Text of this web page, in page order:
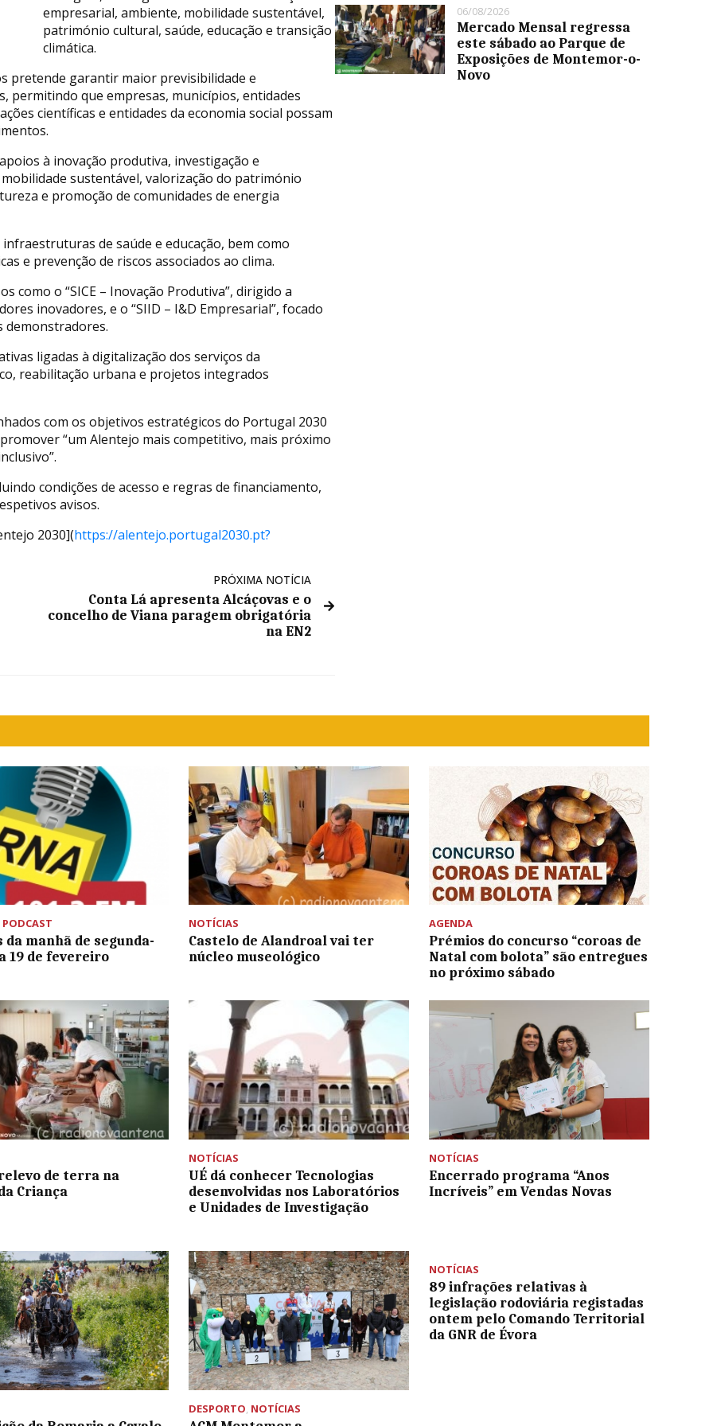
empresarial, ambiente, mobilidade sustentável,
património cultural, saúde, educação e transição
climática.
pretende garantir maior previsibilidade e
permitindo que empresas, municípios, entidades
científicas e entidades da economia social possam
à inovação produtiva, investigação e
sustentável, valorização do património
e promoção de comunidades de energia
de saúde e educação, bem como
e prevenção de riscos associados ao clima.
como o “SICE – Inovação Produtiva”, dirigido a
inovadores, e o “SIID – I&D Empresarial”, focado
demonstradores.
ligadas à digitalização dos serviços da
reabilitação urbana e projetos integrados
com os objetivos estratégicos do Portugal 2030
“um Alentejo mais competitivo, mais próximo
condições de acesso e regras de financiamento,
avisos.
2030](https://alentejo.portugal2030.pt?
PRÓXIMA NOTÍCIA
Conta Lá apresenta Alcáçovas e o
concelho de Viana paragem obrigatória
na EN2
06/08/2026
Mercado Mensal regressa
este sábado ao Parque de
Exposições de Montemor-o-
Novo
PODCAST
manhã de segunda-
19 de fevereiro
NOTÍCIAS
Castelo de Alandroal vai ter
núcleo museológico
AGENDA
Prémios do concurso “coroas de
Natal com bolota” são entregues
no próximo sábado
de terra na
Criança
NOTÍCIAS
UÉ dá conhecer Tecnologias
desenvolvidas nos Laboratórios
e Unidades de Investigação
NOTÍCIAS
Encerrado programa “Anos
Incríveis” em Vendas Novas
DESPORTO, NOTÍCIAS
NOTÍCIAS
89 infrações relativas à
legislação rodoviária registadas
ontem pelo Comando Territorial
da GNR de Évora